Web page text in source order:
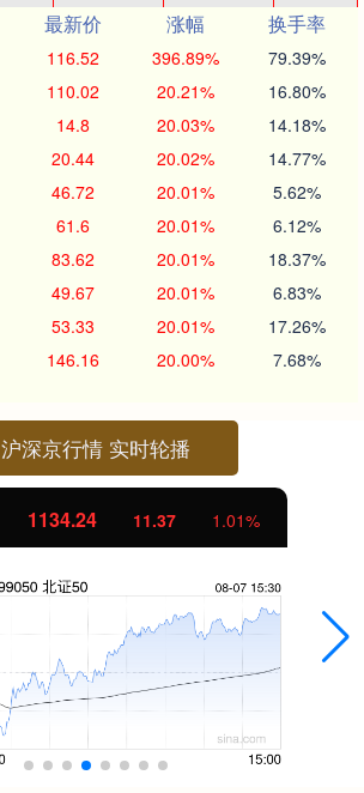
最新价 涨幅
换手率
116.52 396.89% 79.39%
110.02 20.21% 16.80%
14.8 20.03% 14.18%
20.44 20.02% 14.77%
46.72 20.01% 5.62%
61.6 20.01% 6.12%
83.62 20.01% 18.37%
49.67 20.01% 6.83%
53.33 20.01% 17.26%
146.16 20.00% 7.68%
沪深京行情 实时轮播
1134.24 11.37 1.01%